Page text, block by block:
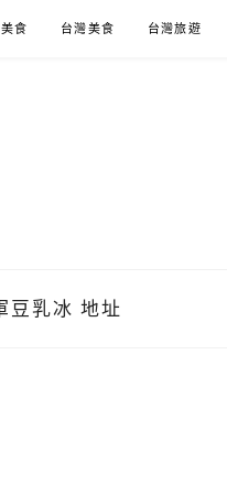
食 台灣美食 台灣旅遊
豆乳冰 地址